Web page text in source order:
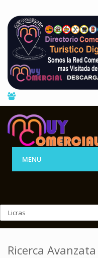
MENU
Ricerca Avanzata